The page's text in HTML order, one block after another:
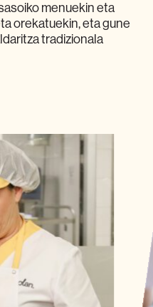
menuekin eta
orekatuekin, eta gune
tradizionala